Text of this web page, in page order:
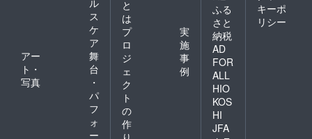
ス
ケ
ア
アー
ト・
写真
舞
台
・
パ
フ
ォ
ー
と
は
プ
ロ
ジ
ェ
ク
ト
の
作
実
施
事
例
ふる
さと
納税
AD
FOR
ALL
HIO
KOS
HI
JFA
キーポ
リシー